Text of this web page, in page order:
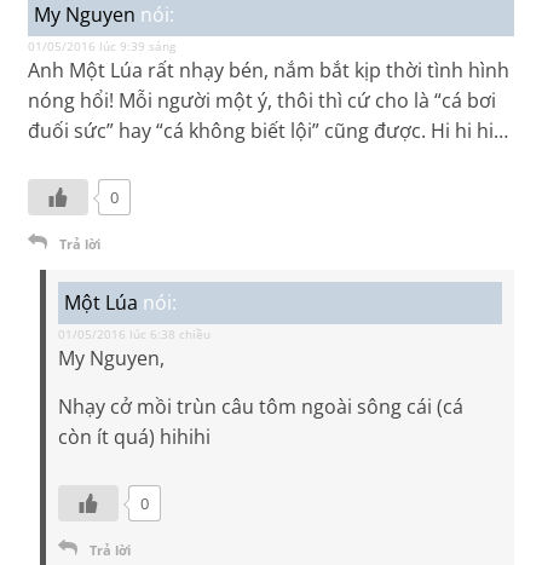
My Nguyen nói:
01/05/2016 lúc 9:39 sáng
Anh Một Lúa rất nhạy bén, nắm bắt kịp thời tình hình
nóng hổi! Mỗi người một ý, thôi thì cứ cho là “cá bơi
đuối sức” hay “cá không biết lội” cũng được. Hi hi hi…
0
Trả lời
Một Lúa nói:
01/05/2016 lúc 6:38 chiều
My Nguyen,
Nhạy cở mồi trùn câu tôm ngoài sông cái (cá
còn ít quá) hihihi
0
Trả lời